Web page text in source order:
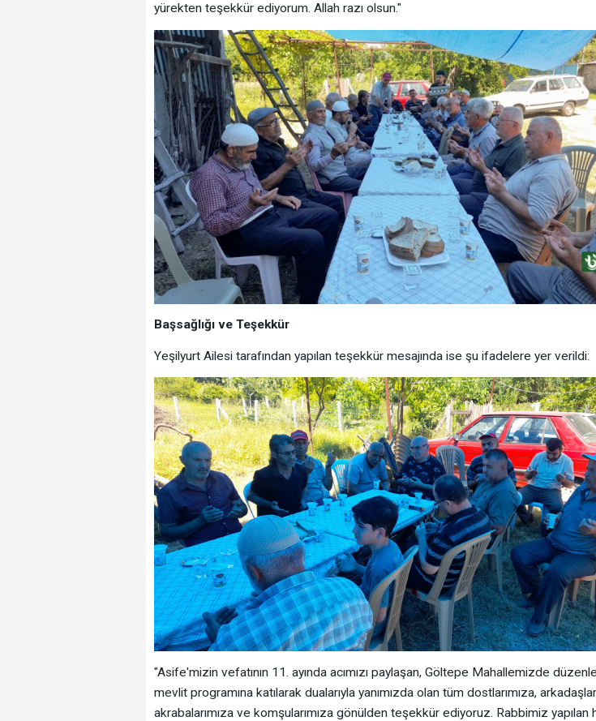
yürekten teşekkür ediyorum. Allah razı olsun."
Başsağlığı ve Teşekkür
Yeşilyurt Ailesi tarafından yapılan teşekkür mesajında ise şu ifadelere yer verildi:
"Asife'mizin vefatının 11. ayında acımızı paylaşan, Göltepe Mahallemizde
mevlit programına katılarak dualarıyla yanımızda olan tüm dostlarımıza,
akrabalarımıza ve komşularımıza gönülden teşekkür ediyoruz. Rabbimiz yapılan